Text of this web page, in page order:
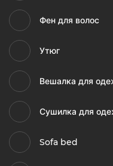
Фен для волос
Утюг
Вешалка для
Сушилка для
Sofa bed